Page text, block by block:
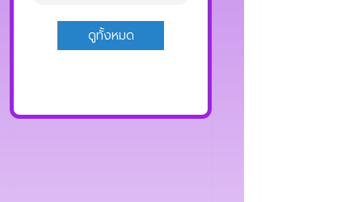
ประจำปีงบประมาณ
พ.ศ.2568ดูทั้งหมด